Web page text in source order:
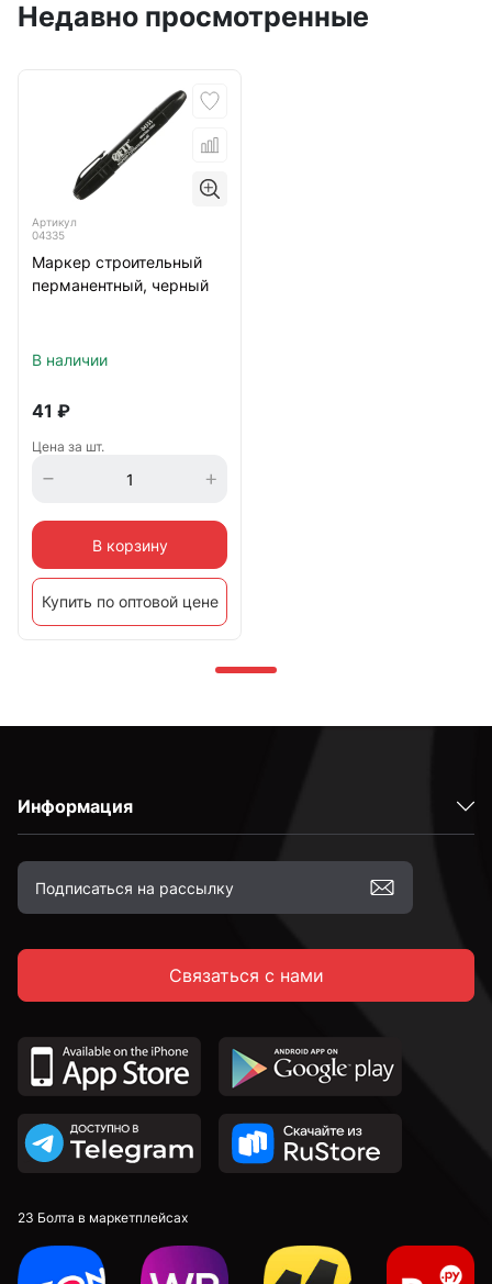
Недавно просмотренные
Артикул
04335
Маркер строительный
перманентный, черный
В наличии
41 ₽
Цена за шт.
В корзину
Купить по оптовой цене
Информация
Связаться с нами
23 Болта в маркетплейсах